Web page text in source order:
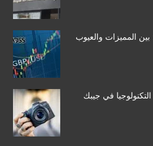
بين المميزات والعيوب
في جيبك